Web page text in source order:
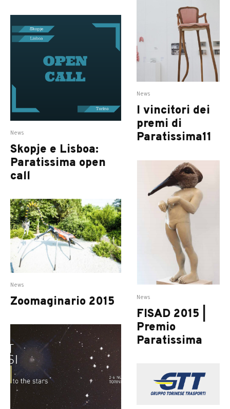
News
Skopje e Lisboa:
Paratissima open
call
News
Zoomaginario 2015
News
I vincitori dei
premi di
Paratissima11
News
FISAD 2015 |
Premio
Paratissima